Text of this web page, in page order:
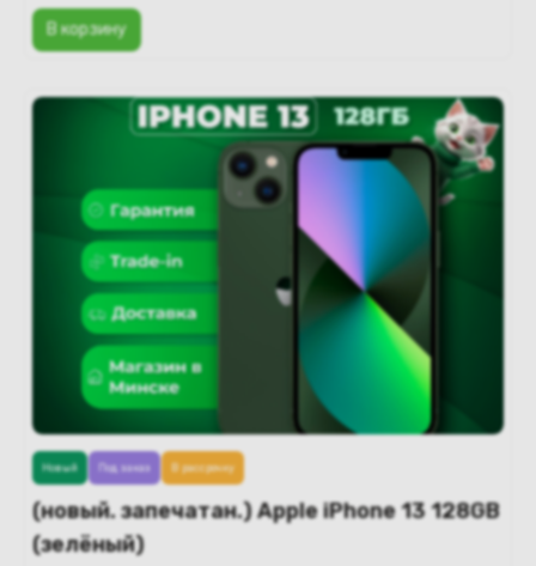
В корзину
(новый. запечатан.) Apple iPhone 13 128GB
(зелёный)
Новый Под заказ В рассрочку